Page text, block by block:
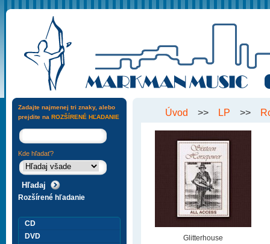
Úvod >> LP >>
Glitterhouse
Zadajte najmenej tri znaky, alebo
prejdite na ROZŠÍRENÉ HĽADANIE
Kde hľadať?
Rozšírené hľadanie
CD
DVD